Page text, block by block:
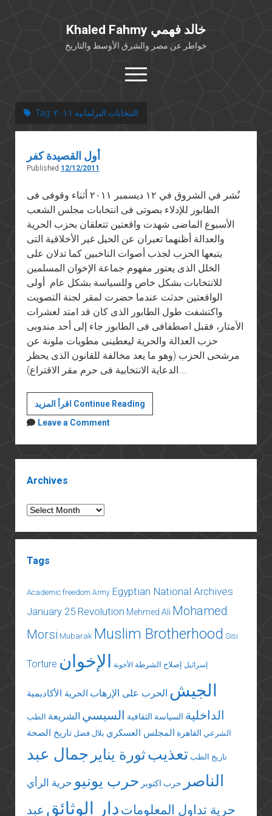
Khaled Fahmy خالد فهمي
خواطر عن مصر والشرق الأوسط والتاريخ
open
menu
twitter
بوستات من فيسبوك
مقابلات في الإعلام
Languages
Tag: النتخابات البرلمانية ٢٠١١
أول القصيدة كفر
Published 12/12/2011
نُشر في الشروق في ١٢ ديسمبر ٢٠١١ أثناء وقوفى فى
الطابور للإدلاء بصوتى فى انتخابات مجلس الشعب
الأسبوع الماضى شهدت واقعتين تتعلقان بحزب الحرية
والعدالة أظنهما تعبران عن الحيل غير الأخلاقية التى
يتبعها الحزب لجذب أصوات الناخبين كما تدلان على
الخلل الذى يعتور مفهوم جماعة الإخوان المسلمين
للانتخابات بشكل خاص وللسياسة بشكل عام. أولى
الواقعتين حدثت عندما حضرت لمقر لجنة التصويت
واكتشفت طول الطابور الذى كان قد امتد لعشرات
الأمتار، فقبل اصطفافى فى الطابور جاء إلى أحد مندوبى
حزب العدالة والحرية ليعطينى مطويات ملونة عن
مرشحى الحزب (وهو ما يعد مخالفة للقانون الذى يحظر
الدعاية الانتخابية فى حرم مقر الاقتراع).…
اقرأ المزيد Continue Readingأول
القصيدة
Leave a Comment
Archives
Archives
Tags
Academic freedom Army Egyptian National Archives
January 25 Revolution Mehmed Ali Mohamed
Morsi Mubarak Muslim Brotherhood Sisi
Torture إسرائيل إصلاح الشرطة الأخونة الإخوان
الجيش الحرب على الإرهاب الحرية الأكاديمية
الداخلية السياسة الثقافية السيسي الشريعة الطب
الشرعي القاهرة المجلس العسكري بلال فضل تاريخ الصحة
تاريخ الطب تعذيبثورة يناير جمال عبد
الناصر
حرب اكتوبر حرب يونيو حرية الرأي
حرية تداول المعلومات دار الوثائق عبد